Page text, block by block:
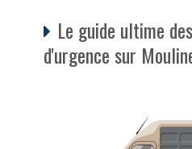
Le guide ultime
d'urgence sur